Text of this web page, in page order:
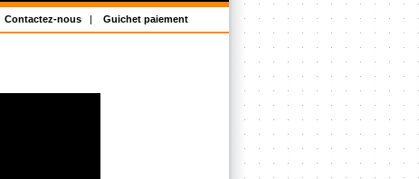
Contactez-nous| Guichet paiement